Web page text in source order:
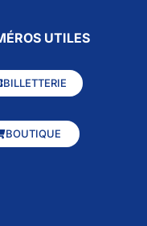
UTILES
BILLETTERIE
BOUTIQUE